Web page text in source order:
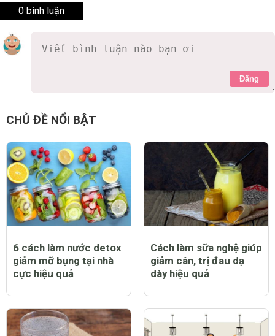
0 bình luận
Đăng
CHỦ ĐỀ NỔI BẬT
6 cách làm nước detox
giảm mỡ bụng tại nhà
cực hiệu quả
Cách làm sữa nghệ giúp
giảm cân, trị đau dạ
dày hiệu quả